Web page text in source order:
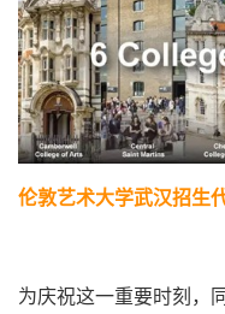
伦敦艺术大学武汉招生
为庆祝这一重要时刻，